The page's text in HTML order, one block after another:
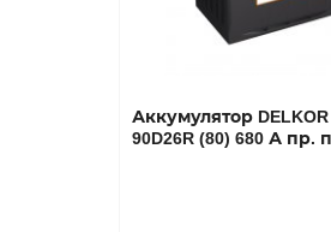
Аккумулятор DELKOR
90D26R (80) 680 А пр.